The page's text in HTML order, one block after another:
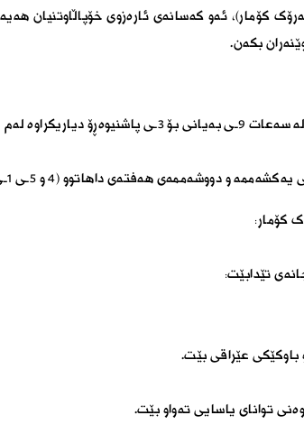
کۆمار)، ئەو کەسانەی ئارەزوی خۆپاڵاوتنیان
بکەن.
لەم رۆژانەدا:
کۆمار:
تێدابێت:
عێراقی بێت.